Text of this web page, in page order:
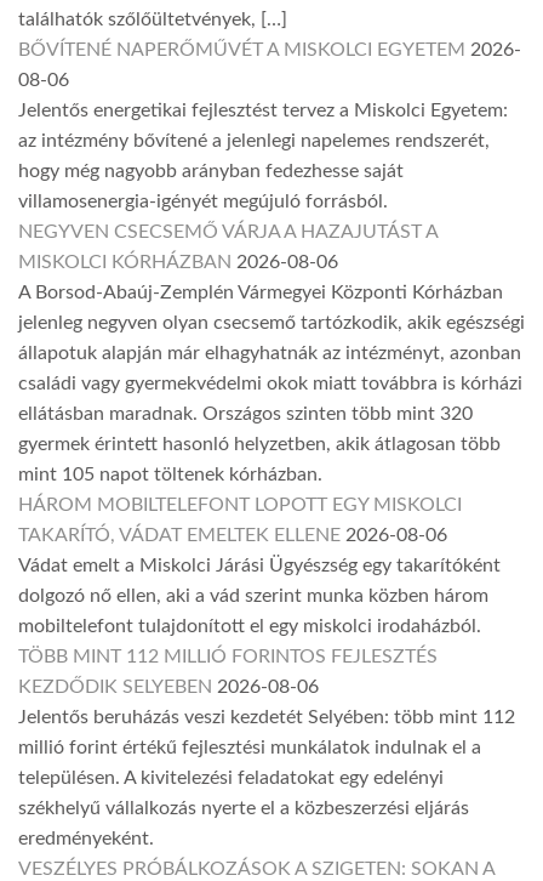
találhatók szőlőültetvények, […]
BŐVÍTENÉ NAPERŐMŰVÉT A MISKOLCI EGYETEM 2026-
08-06
Jelentős energetikai fejlesztést tervez a Miskolci Egyetem:
az intézmény bővítené a jelenlegi napelemes rendszerét,
hogy még nagyobb arányban fedezhesse saját
villamosenergia-igényét megújuló forrásból.
NEGYVEN CSECSEMŐ VÁRJA A HAZAJUTÁST A
MISKOLCI KÓRHÁZBAN 2026-08-06
A Borsod-Abaúj-Zemplén Vármegyei Központi Kórházban
jelenleg negyven olyan csecsemő tartózkodik, akik egészségi
állapotuk alapján már elhagyhatnák az intézményt, azonban
családi vagy gyermekvédelmi okok miatt továbbra is kórházi
ellátásban maradnak. Országos szinten több mint 320
gyermek érintett hasonló helyzetben, akik átlagosan több
mint 105 napot töltenek kórházban.
HÁROM MOBILTELEFONT LOPOTT EGY MISKOLCI
TAKARÍTÓ, VÁDAT EMELTEK ELLENE 2026-08-06
Vádat emelt a Miskolci Járási Ügyészség egy takarítóként
dolgozó nő ellen, aki a vád szerint munka közben három
mobiltelefont tulajdonított el egy miskolci irodaházból.
TÖBB MINT 112 MILLIÓ FORINTOS FEJLESZTÉS
KEZDŐDIK SELYEBEN 2026-08-06
Jelentős beruházás veszi kezdetét Selyében: több mint 112
millió forint értékű fejlesztési munkálatok indulnak el a
településen. A kivitelezési feladatokat egy edelényi
székhelyű vállalkozás nyerte el a közbeszerzési eljárás
eredményeként.
VESZÉLYES PRÓBÁLKOZÁSOK A SZIGETEN: SOKAN A